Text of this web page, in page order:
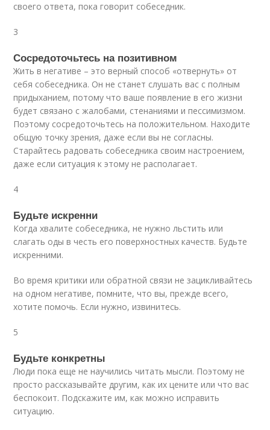
своего ответа, пока говорит собеседник.
3
Сосредоточьтесь на позитивном
Жить в негативе – это верный способ «отвернуть» от
себя собеседника. Он не станет слушать вас с полным
придыханием, потому что ваше появление в его жизни
будет связано с жалобами, стенаниями и пессимизмом.
Поэтому сосредоточьтесь на положительном. Находите
общую точку зрения, даже если вы не согласны.
Старайтесь радовать собеседника своим настроением,
даже если ситуация к этому не располагает.
4
Будьте искренни
Когда хвалите собеседника, не нужно льстить или
слагать оды в честь его поверхностных качеств. Будьте
искренними.
Во время критики или обратной связи не зацикливайтесь
на одном негативе, помните, что вы, прежде всего,
хотите помочь. Если нужно, извинитесь.
5
Будьте конкретны
Люди пока еще не научились читать мысли. Поэтому не
просто рассказывайте другим, как их цените или что вас
беспокоит. Подскажите им, как можно исправить
ситуацию.